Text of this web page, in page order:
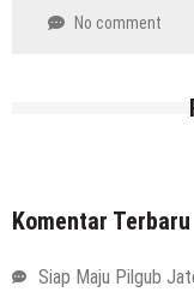
No comment
Komentar Terbaru
Siap Maju Pilgub